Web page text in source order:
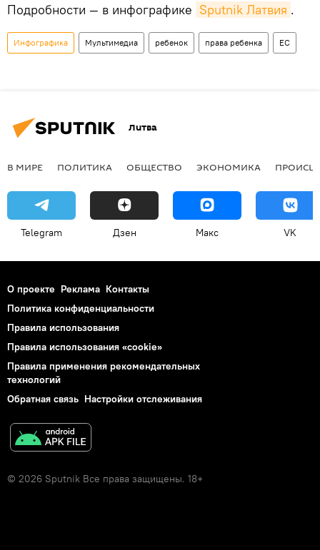
Подробности — в инфографике Sputnik Латвия .
Инфографика Мультимедиа ребенок права ребенка ЕС
Литва
В МИРЕ ПОЛИТИКА ОБЩЕСТВО ЭКОНОМИКА
Telegram Дзен Макс VK
О проекте Реклама Контакты
Политика конфиденциальности
Правила использования
Правила использования «cookie»
Правила применения рекомендательных
технологий
Обратная связь Настройки отслеживания
© 2026 Sputnik Все права защищены. 18+